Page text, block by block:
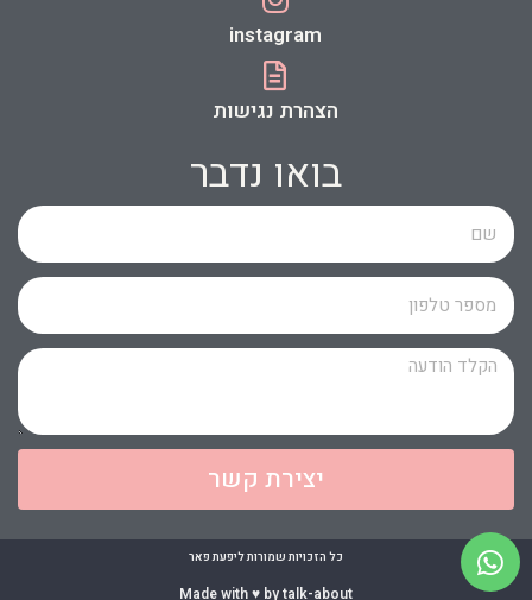
instagram
הצהרת נגישות
בואו נדבר
יצירת קשר
כל הזכויות שמורות ליפעת פאר
Made with ♥️ by talk-about